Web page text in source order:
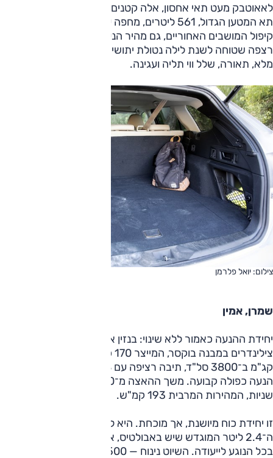
לאאוטבק מעט תאי אחסון, אלה קטנים ולא מתאימים לרכב פנאי.
תא המטען הגדול, 561 ליטרים, מחפה על כך, ומאפשר — יחד עם
קיפול המושבים האחוריים, גם מהיר הנעשה מאחור — ליצור
רצפה שטוחה לשנת לילה נטולת יתושים. בתא עצמו גלגל חלופי
מלא, תאורה, שלל ווי תליה ועגינה.
צילום: יואל פלרמן
שמרן, אמין
שניות, המהירות המרבית 193 קמ"ש.
זו יחידת כוח מיושנת, אך מוכחת. היא לא מרשימה כמו מנוע
ה־2.4 ליטר המוגדש שיש באבולטיס, אבל היא מספקת לגמרי